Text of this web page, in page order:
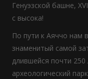
Генуэзской башне,
с высока!
По пути к Аяччо нам
знаменитый самой
длившейся почти
археологический